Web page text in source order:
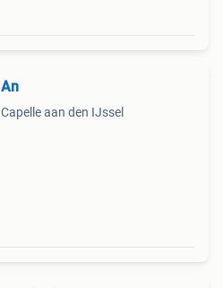
An
Capelle aan den IJssel